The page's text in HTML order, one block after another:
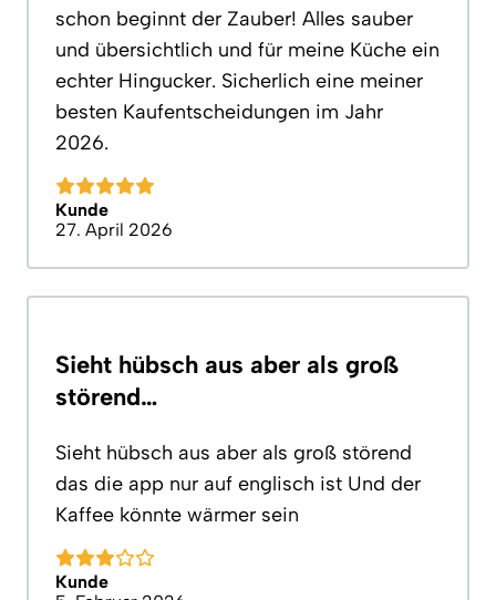
schon beginnt der Zauber! Alles sauber
und übersichtlich und für meine Küche ein
echter Hingucker. Sicherlich eine meiner
besten Kaufentscheidungen im Jahr
2026.
Kunde
27. April 2026
Sieht hübsch aus aber als groß
störend…
Sieht hübsch aus aber als groß störend
das die app nur auf englisch ist Und der
Kaffee könnte wärmer sein
Kunde